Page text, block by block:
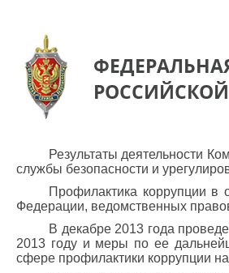
Результаты деятельности
службы безопасности и
Профилактика коррупции в
Федерации, ведомственных
В декабре 2013 года
2013 году и меры по ее
сфере профилактики коррупции